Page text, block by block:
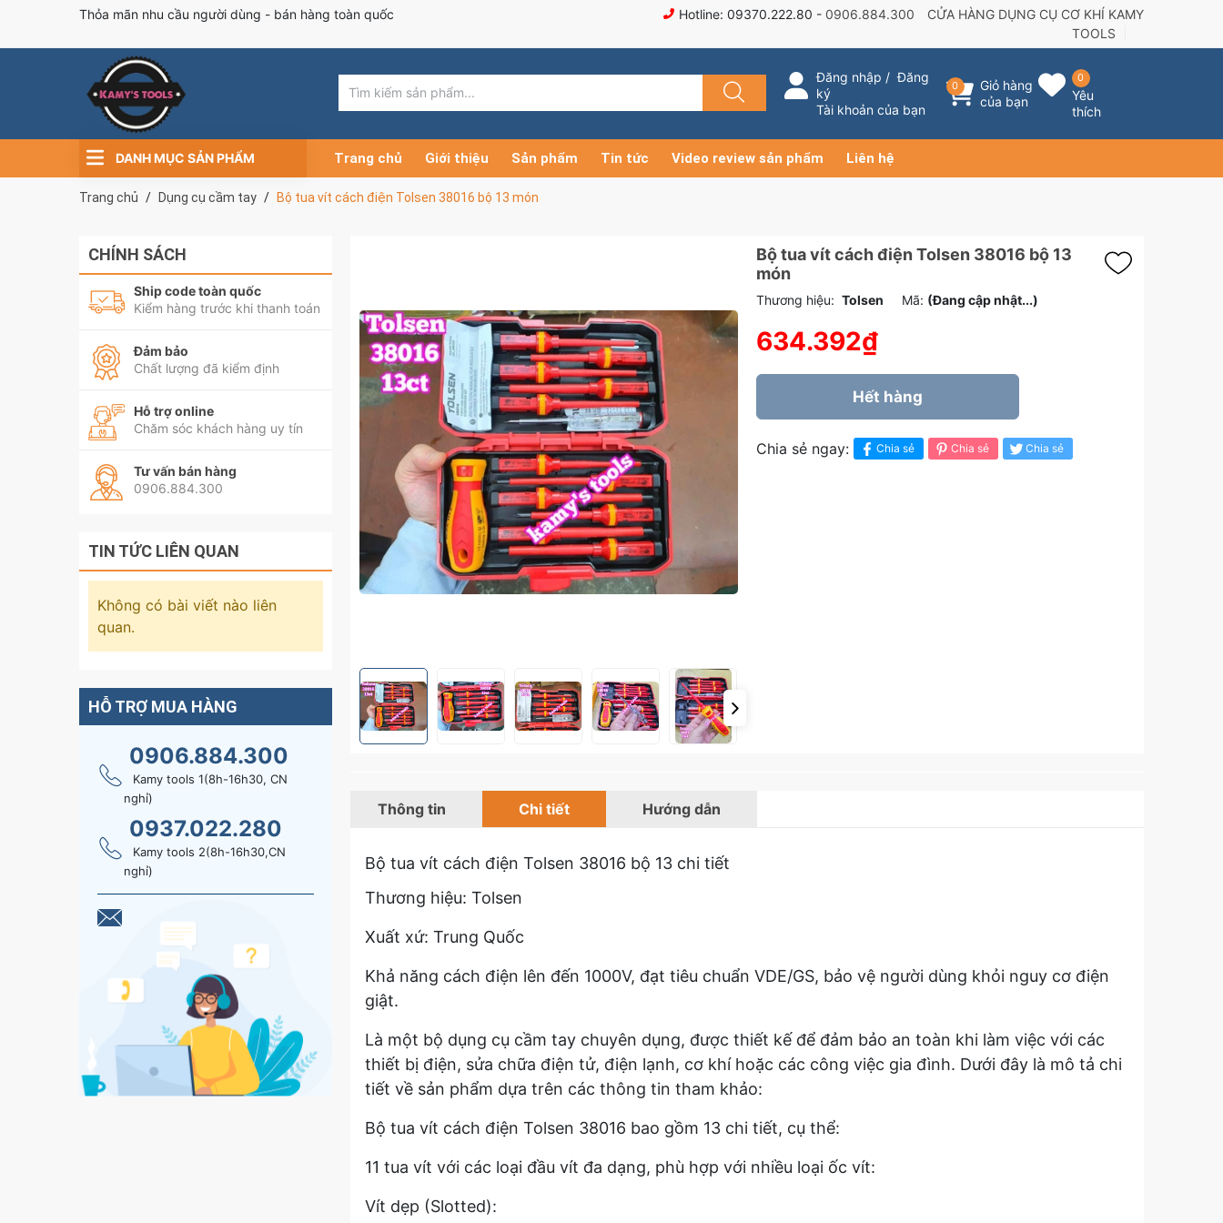
Thỏa mãn nhu cầu người dùng - bán hàng toàn quốc Hotline: 09370.222.80 - 0906.884.300
CỬA HÀNG DỤNG CỤ CƠ KHÍ KAMY
TOOLS
Đăng nhập /Đăng
ký
Tài khoản của bạn
0
Giỏ hàng
của bạn
0
Yêu
thích
DANH MỤC SẢN PHẨM Trang chủ Giới thiệu Sản phẩm Tin tức Video review sản phẩm Liên hệ
Trang chủ Dụng cụ cầm tay Bộ tua vít cách điện Tolsen 38016 bộ 13 món
Bộ tua vít cách điện Tolsen 38016 bộ 13
món
Thương hiệu: Tolsen Mã: (Đang cập nhật...)
634.392₫
Hết hàng
Chia sẻ ngay: Chia sẻ Chia sẻ Chia sẻ
Thông tin Chi tiết Hướng dẫn
Bộ tua vít cách điện Tolsen 38016 bộ 13 chi tiết
Thương hiệu: Tolsen
Xuất xứ: Trung Quốc
Khả năng cách điện lên đến 1000V, đạt tiêu chuẩn VDE/GS, bảo vệ người dùng khỏi nguy cơ điện
giật.
Là một bộ dụng cụ cầm tay chuyên dụng, được thiết kế để đảm bảo an toàn khi làm việc với các
thiết bị điện, sửa chữa điện tử, điện lạnh, cơ khí hoặc các công việc gia đình. Dưới đây là mô tả chi
tiết về sản phẩm dựa trên các thông tin tham khảo:
Bộ tua vít cách điện Tolsen 38016 bao gồm 13 chi tiết, cụ thể:
11 tua vít với các loại đầu vít đa dạng, phù hợp với nhiều loại ốc vít:
Vít dẹp (Slotted):
CHÍNH SÁCH
Ship code toàn quốc
Kiểm hàng trước khi thanh toán
Đảm bảo
Chất lượng đã kiểm định
Hỗ trợ online
Chăm sóc khách hàng uy tín
Tư vấn bán hàng
0906.884.300
TIN TỨC LIÊN QUAN
Không có bài viết nào liên
quan.
HỖ TRỢ MUA HÀNG
0906.884.300
Kamy tools 1(8h-16h30, CN
nghỉ)
0937.022.280
Kamy tools 2(8h-16h30,CN
nghỉ)